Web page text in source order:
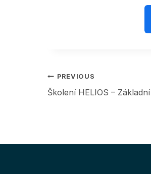
Post
navigation
PREVIOUS
Školení HELIOS –